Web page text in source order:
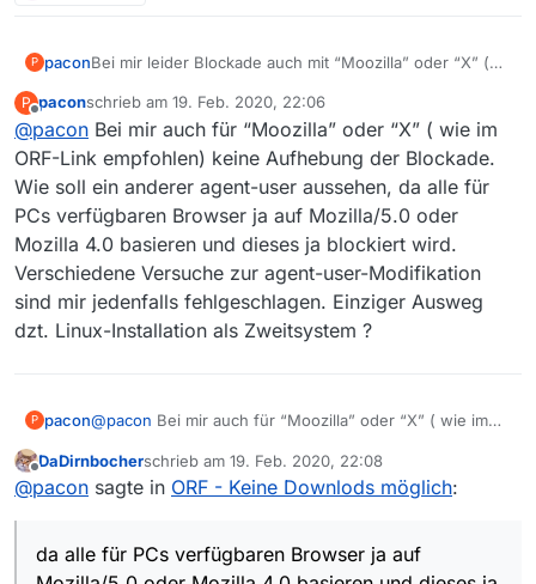
P paconBei mir leider Blockade auch mit “Moozilla” oder “X” (
user aussehen (vorschlag); alle für mich aufrufbaren
P paconschrieb am 19. Feb. 2020, 22:06
zuletzt editiert von
@pacon Bei mir auch für “Moozilla” oder “X” ( wie im
ORF-Link empfohlen) keine Aufhebung der Blockade.
Wie soll ein anderer agent-user aussehen, da alle für
PCs verfügbaren Browser ja auf Mozilla/5.0 oder
Mozilla 4.0 basieren und dieses ja blockiert wird.
Verschiedene Versuche zur agent-user-Modifikation
sind mir jedenfalls fehlgeschlagen. Einziger Ausweg
dzt. Linux-Installation als Zweitsystem ?
P pacon@pacon
Wie soll ein anderer agent-user aussehen, da alle für
PCs verfügbaren Browser ja auf Mozilla/5.0 oder
sind mir jedenfalls fehlgeschlagen. Einziger Ausweg
dzt. Linux-Installation als Zweitsystem ?
DaDirnbocherschrieb am 19. Feb. 2020, 22:08
zuletzt editiert von
@pacon sagte in ORF - Keine Downlods möglich:
da alle für PCs verfügbaren Browser ja auf